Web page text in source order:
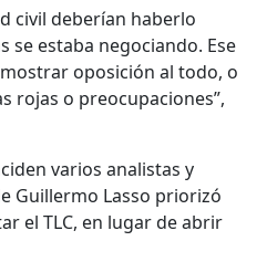
civil deberían haberlo
se estaba negociando. Ese
oposición al todo, o
rojas o preocupaciones”,
varios analistas y
Guillermo Lasso priorizó
el TLC, en lugar de abrir